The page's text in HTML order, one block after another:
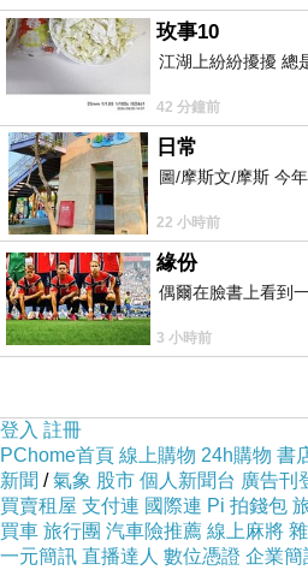
諸香。復有諸鳥各出妙音
璃，頗梨赤真珠，車渠馬
級中有諸夜叉，名曰持鬘
殿，帝釋所住。三十三天
一倍，有他化自在諸天宮
光音上有遍淨天，倍遍淨
見天，倍善見上有善現天
天，此等盡名諸天住處。
等，而彼人面還似地形。
瞿陀尼，其地縱廣八千由
形。諸比丘，須彌山王北
玫事10
江湖上紛紛擾擾 總
42 分鐘前
日常
圖/摩斯文/摩斯 今
22 小時前
緣份
偶爾在臉書上看到
3 小時前
登入 註冊
PChome首頁 線上購物 24h購物 書
新聞 /氣象 股市 個人新聞台 廣告刊
買賣租屋 支付連 國際連 Pi 拍錢包
買車 旅行團 汽車險推薦 線上麻將
一元簡訊 直播達人 數位憑證 企業簡